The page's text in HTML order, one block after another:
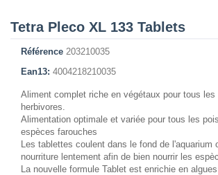
Tetra Pleco XL 133 Tablets
Référence 203210035
Ean13: 4004218210035
Aliment complet riche en végétaux pour tous les
herbivores.
Alimentation optimale et variée pour tous les
espèces farouches
Les tablettes coulent dans le fond de l'aquarium
nourriture lentement afin de bien nourrir les
La nouvelle formule Tablet est enrichie en